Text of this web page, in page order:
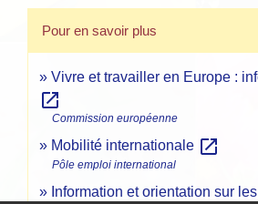
Pour en savoir plus
Vivre et travailler en Europe :
open_in_new
Commission européenne
Mobilité internationale open_in_new
Pôle emploi international
Information et orientation sur